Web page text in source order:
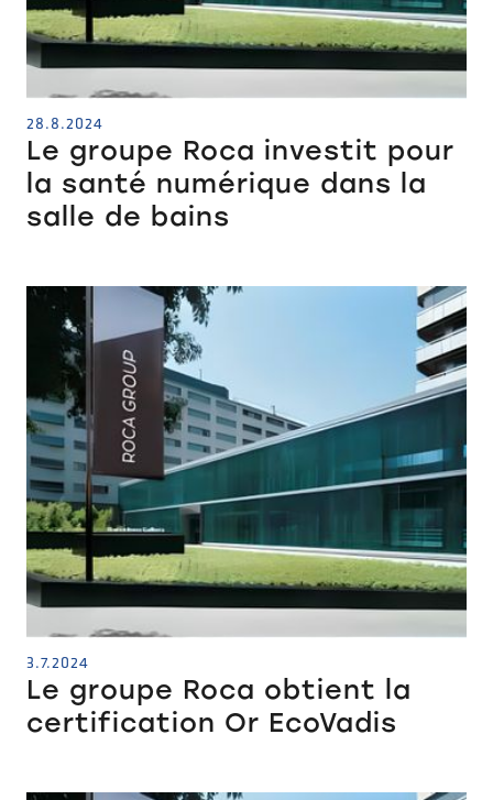
28.8.2024
Le groupe Roca investit pour
la santé numérique dans la
salle de bains
3.7.2024
Le groupe Roca obtient la
certification Or EcoVadis